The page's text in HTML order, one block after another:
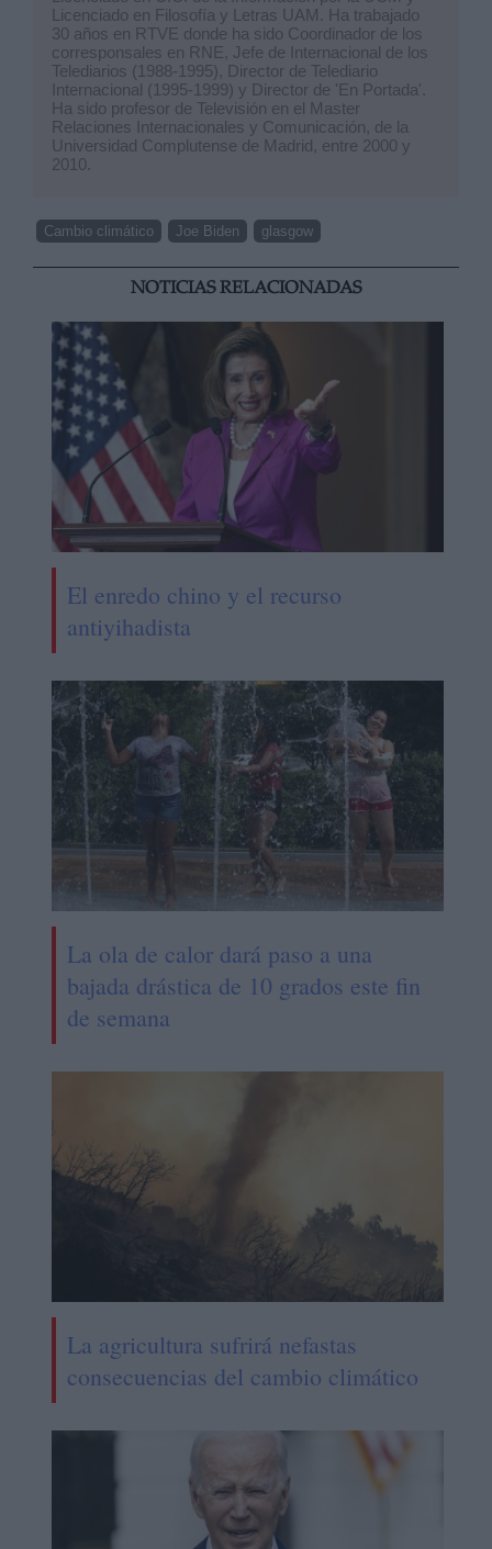
Licenciado en Filosofía y Letras UAM. Ha trabajado
30 años en RTVE donde ha sido Coordinador de los
corresponsales en RNE, Jefe de Internacional de los
Telediarios (1988-1995), Director de Telediario
Internacional (1995-1999) y Director de 'En Portada'.
Ha sido profesor de Televisión en el Master
Relaciones Internacionales y Comunicación, de la
Universidad Complutense de Madrid, entre 2000 y
2010.
Cambio climático Joe Biden glasgow
NOTICIAS RELACIONADAS
El enredo chino y el recurso
antiyihadista
La ola de calor dará paso a una
bajada drástica de 10 grados este fin
de semana
La agricultura sufrirá nefastas
consecuencias del cambio climático